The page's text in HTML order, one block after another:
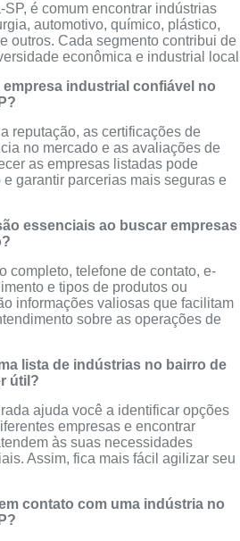
é comum encontrar indústrias
automotivo, químico, plástico,
outros. Cada segmento contribui de
econômica e industrial
industrial confiável no
reputação, as certificações de
no mercado e as avaliações de
as empresas listadas pode
garantir parcerias mais seguras e
essenciais ao buscar empresas
completo, telefone de contato, e-
e tipos de produtos ou
informações valiosas que facilitam
sobre as operações de
lista de indústrias no bairro de
útil?
ajuda você a identificar opções
empresas e encontrar
às suas necessidades
Assim, fica mais fácil agilizar seu
contato com uma indústria no